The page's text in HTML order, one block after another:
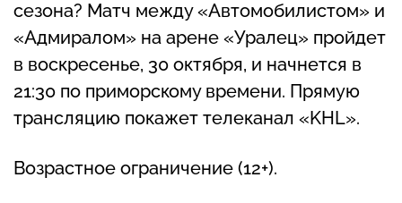
сезона? Матч между «Автомобилистом» и
«Адмиралом» на арене «Уралец» пройдет
в воскресенье, 30 октября, и начнется в
21:30 по приморскому времени. Прямую
трансляцию покажет телеканал «KHL».
Возрастное ограничение (12+).